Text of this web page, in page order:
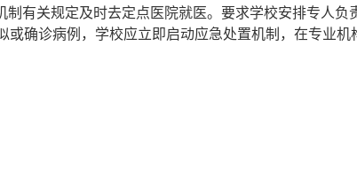
有关规定及时去定点医院就医。要求学校安排专人负
确诊病例，学校应立即启动应急处置机制，在专业